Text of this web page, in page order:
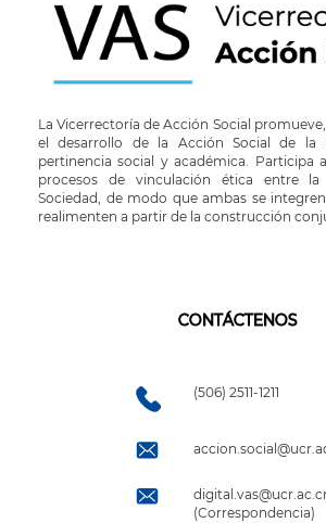
La Vicerrectoría de Acción Social
el desarrollo de la Acción Social de la
pertinencia social y académica. Participa
procesos de vinculación ética entre
Sociedad, de modo que ambas se
realimenten a partir de la construcción
CONTÁCTENOS
(506) 2511-1211
(Correspondencia)